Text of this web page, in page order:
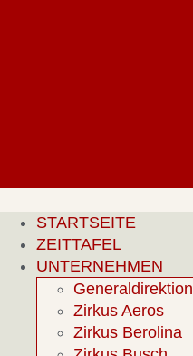
STARTSEITE
ZEITTAFEL
UNTERNEHMEN
Generaldirektion
Zirkus Aeros
Zirkus Berolina